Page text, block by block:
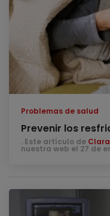
Problemas de salud
Prevenir los
. Este artículo de
nuestra web el 27 de